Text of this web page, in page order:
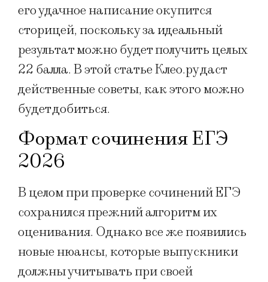
его удачное написание окупится
сторицей, поскольку за идеальный
результат можно будет получить целых
22 балла. В этой статье Клео.ру даст
действенные советы, как этого можно
будет добиться.
Формат сочинения ЕГЭ
2026
В целом при проверке сочинений ЕГЭ
сохранился прежний алгоритм их
оценивания. Однако все же появились
новые нюансы, которые выпускники
должны учитывать при своей